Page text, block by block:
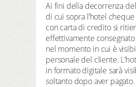
Ai fini della decorrenza
di cui sopra l’hotel
con carta di credito si
effettivamente
nel momento in cui è
personale del cliente.
in formato digitale sarà
soltanto dopo aver pagato.